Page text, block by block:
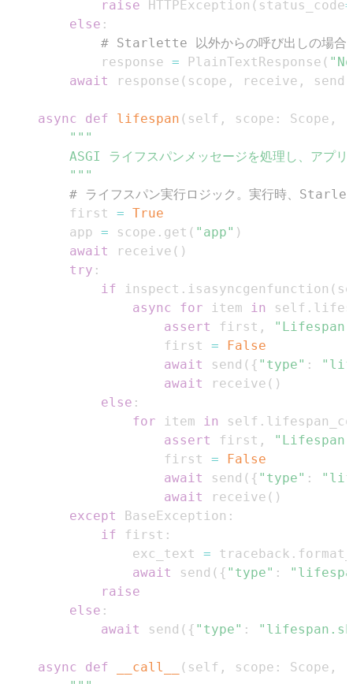
raise HTTPException ( status_code=
else :
# Starlette 以外からの呼び出しの場合は
            response
= PlainTextResponse (
await
response ( scope , receive , send
async def lifespan ( self , scope : Scope ,
        """
# ライフスパン実行ロジック。実行時、
        first
= True
        app
= scope . get ( "app" )
await
receive ( )
try :
if inspect . isasyncgenfunction (
async
for item in self .
assert
first ,
                    first
=
False
await
send ( { "type" :
await
receive ( )
else :
for item in self .
assert
first ,
                    first
=
False
await
send ( { "type" :
await
receive ( )
except
BaseException :
if first :
                exc_text
= traceback .
await
send ( { "type" :
raise
else :
await
send ( { "type" :
async def __call__ ( self , scope : Scope ,